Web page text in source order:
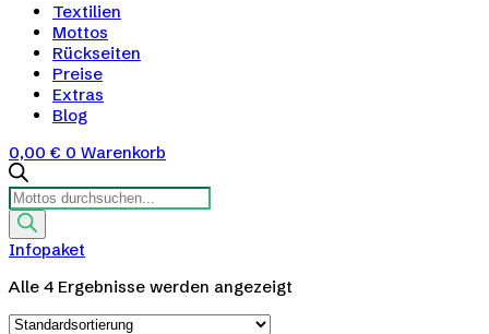
Textilien
Mottos
Rückseiten
Preise
Extras
Blog
0,00 € 0 Warenkorb
Products
search
Infopaket
Alle 4 Ergebnisse werden angezeigt